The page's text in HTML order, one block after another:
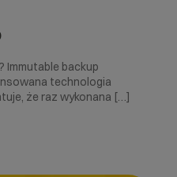
Immutable backup
technologia
że raz wykonana […]